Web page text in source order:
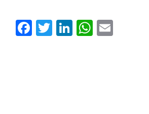
Facebook
Twitter
LinkedInWhatsApp